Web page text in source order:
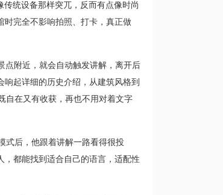
统设备那样突兀，反而有点像时尚
时完全不影响拍照、打卡，真正做
点附近，就会自动触发讲解，离开后
起详细的历史介绍，从建筑风格到
自在又有收获，再也不用对着文字
式后，他跟着讲解一路看得很投
，都能找到适合自己的语言，适配性